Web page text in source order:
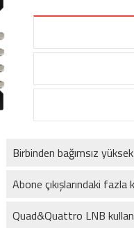
Birbinden bağımsız
Abone çıkışlarındaki
Quad&Quattro LNB